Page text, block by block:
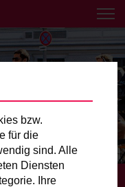
deiner Nähe aus!
und
bzw.
für die
sind. Alle
Diensten
Ihre